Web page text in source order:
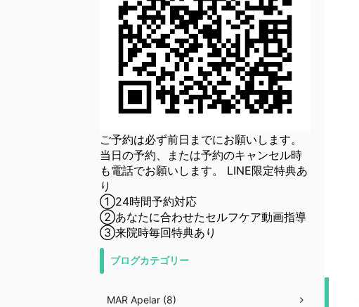
ご予約は必ず前日までにお願いします。
当日の予約、または予約のキャンセル時
も電話でお願いします。 LINE限定特典あ
り
①24時間予約対応
②あなたに合わせたセルフケア動画指導
③来院時毎回特典あり
ブログカテゴリー
MAR Apelar (8)